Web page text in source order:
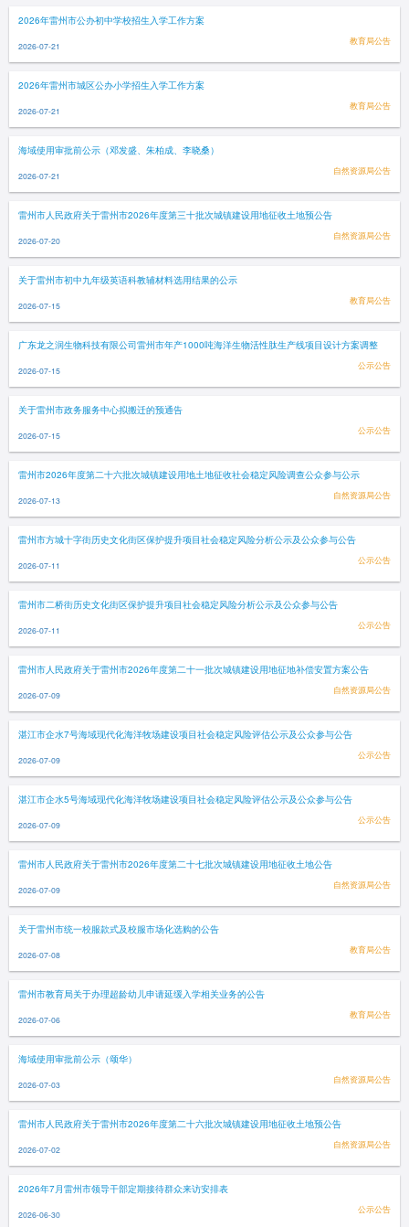
2026年雷州市公办初中学校招生入学工作方案
2026-07-21 教育局公告
2026年雷州市城区公办小学招生入学工作方案
2026-07-21 教育局公告
海域使用审批前公示（邓发盛、朱柏成、李晓桑）
2026-07-21 自然资源局公告
雷州市人民政府关于雷州市2026年度第三十批次城镇建设用地征收土地预公告
2026-07-20 自然资源局公告
关于雷州市初中九年级英语科教辅材料选用结果的公示
2026-07-15 教育局公告
广东龙之润生物科技有限公司雷州市年产1000吨海洋生物活性肽生产线项目设计方案调整
2026-07-15 公示公告
关于雷州市政务服务中心拟搬迁的预通告
2026-07-15 公示公告
雷州市2026年度第二十六批次城镇建设用地土地征收社会稳定风险调查公众参与公示
2026-07-13 自然资源局公告
雷州市方城十字街历史文化街区保护提升项目社会稳定风险分析公示及公众参与公告
2026-07-11 公示公告
雷州市二桥街历史文化街区保护提升项目社会稳定风险分析公示及公众参与公告
2026-07-11 公示公告
雷州市人民政府关于雷州市2026年度第二十一批次城镇建设用地征地补偿安置方案公告
2026-07-09 自然资源局公告
湛江市企水7号海域现代化海洋牧场建设项目社会稳定风险评估公示及公众参与公告
2026-07-09 公示公告
湛江市企水5号海域现代化海洋牧场建设项目社会稳定风险评估公示及公众参与公告
2026-07-09 公示公告
雷州市人民政府关于雷州市2026年度第二十七批次城镇建设用地征收土地公告
2026-07-09 自然资源局公告
关于雷州市统一校服款式及校服市场化选购的公告
2026-07-08 教育局公告
雷州市教育局关于办理超龄幼儿申请延缓入学相关业务的公告
2026-07-06 教育局公告
海域使用审批前公示（颂华）
2026-07-03 自然资源局公告
雷州市人民政府关于雷州市2026年度第二十六批次城镇建设用地征收土地预公告
2026-07-02 自然资源局公告
2026年7月雷州市领导干部定期接待群众来访安排表
2026-06-30 公示公告